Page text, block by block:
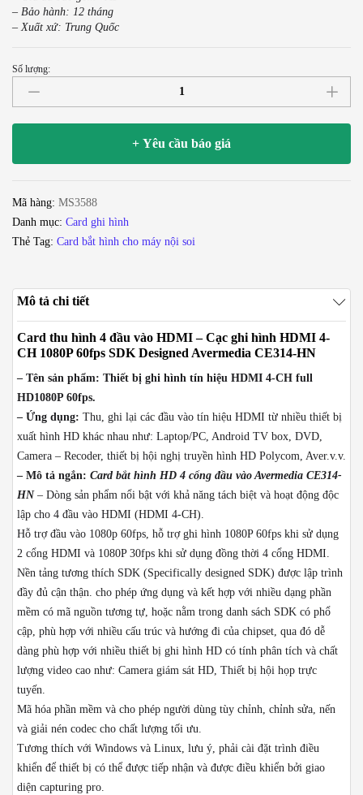
– Bảo hành: 12 tháng
– Xuất xứ: Trung Quốc
Card
-
Cạc
ghi
HDMI
4-
1080P
SDK
Designed
Avermedia
CE314-
HN
lượng
Số lượng:
+ Yêu cầu báo giá
Mã hàng: MS3588
Danh mục: Card ghi hình
Thẻ Tag: Card bắt hình cho máy nội soi
Mô tả chi tiết
Card thu hình 4 đầu vào HDMI – Cạc ghi hình HDMI 4-
CH 1080P 60fps SDK Designed Avermedia CE314-HN
– Tên sản phẩm: Thiết bị ghi hình tín hiệu HDMI 4-CH full
HD1080P 60fps.
– Ứng dụng: Thu, ghi lại các đầu vào tín hiệu HDMI từ nhiều thiết bị
xuất hình HD khác nhau như: Laptop/PC, Android TV box, DVD,
Camera – Recoder, thiết bị hội nghị truyền hình HD Polycom, Aver.v.v.
– Mô tả ngắn: Card bắt hình HD 4 cổng đầu vào Avermedia CE314-
HN– Dòng sản phẩm nổi bật với khả năng tách biệt và hoạt động độc
lập cho 4 đầu vào HDMI (HDMI 4-CH).
Hỗ trợ đầu vào 1080p 60fps, hỗ trợ ghi hình 1080P 60fps khi sử dụng
2 cổng HDMI và 1080P 30fps khi sử dụng đồng thời 4 cổng HDMI.
Nền tảng tương thích SDK (Specifically designed SDK) được lập trình
đầy đủ cận thận. cho phép ứng dụng và kết hợp với nhiều dạng phần
mềm có mã nguồn tương tự, hoặc nằm trong danh sách SDK có phổ
cập, phù hợp với nhiều cấu trúc và hướng đi của chipset, qua đó dễ
dàng phù hợp với nhiều thiết bị ghi hình HD có tính phân tích và chất
lượng video cao như: Camera giám sát HD, Thiết bị hội họp trực
tuyến.
Mã hóa phần mềm và cho phép người dùng tùy chỉnh, chỉnh sửa, nến
và giải nén codec cho chất lượng tối ưu.
Tương thích với Windows và Linux, lưu ý, phải cài đặt trình điều
khiển để thiết bị có thể được tiếp nhận và được điều khiển bởi giao
diện capturing pro.